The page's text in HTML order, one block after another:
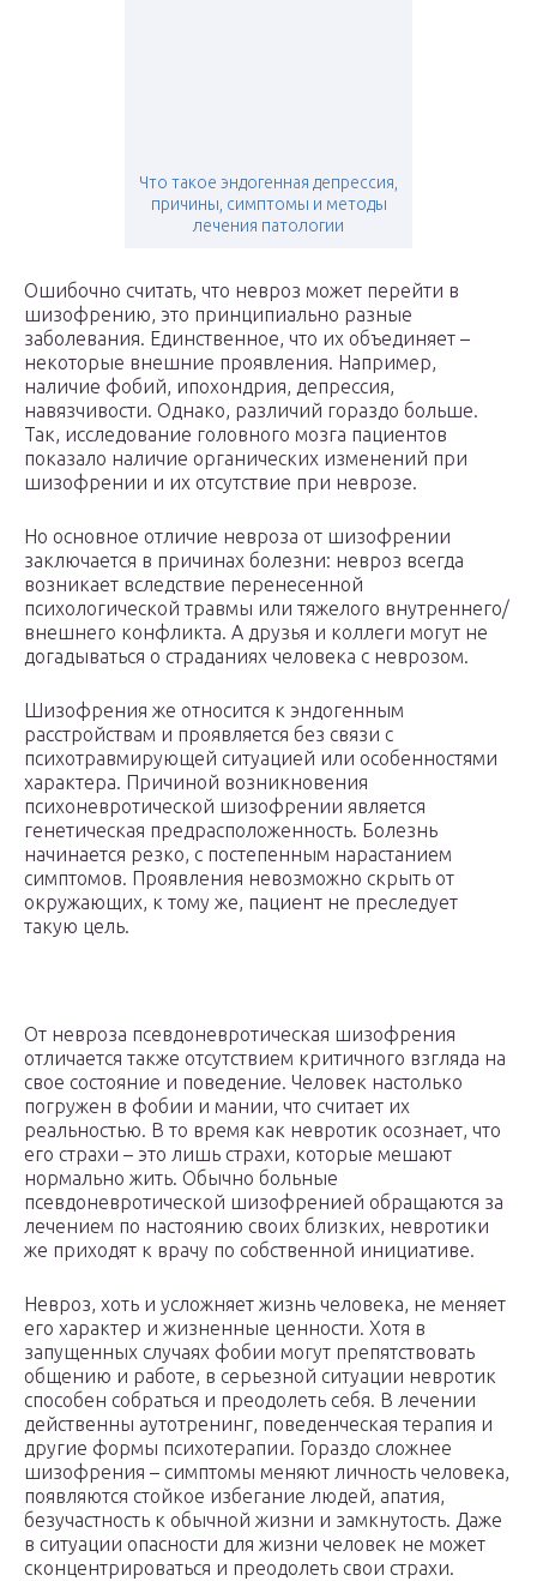
Что такое эндогенная депрессия,
причины, симптомы и методы
лечения патологии
Ошибочно считать, что невроз может перейти в
шизофрению, это принципиально разные
заболевания. Единственное, что их объединяет –
некоторые внешние проявления. Например,
наличие фобий, ипохондрия, депрессия,
навязчивости. Однако, различий гораздо больше.
Так, исследование головного мозга пациентов
показало наличие органических изменений при
шизофрении и их отсутствие при неврозе.
Но основное отличие невроза от шизофрении
заключается в причинах болезни: невроз всегда
возникает вследствие перенесенной
психологической травмы или тяжелого внутреннего/
внешнего конфликта. А друзья и коллеги могут не
догадываться о страданиях человека с неврозом.
Шизофрения же относится к эндогенным
расстройствам и проявляется без связи с
психотравмирующей ситуацией или особенностями
характера. Причиной возникновения
психоневротической шизофрении является
генетическая предрасположенность. Болезнь
начинается резко, с постепенным нарастанием
симптомов. Проявления невозможно скрыть от
окружающих, к тому же, пациент не преследует
такую цель.
От невроза псевдоневротическая шизофрения
отличается также отсутствием критичного взгляда на
свое состояние и поведение. Человек настолько
погружен в фобии и мании, что считает их
реальностью. В то время как невротик осознает, что
его страхи – это лишь страхи, которые мешают
нормально жить. Обычно больные
псевдоневротической шизофренией обращаются за
лечением по настоянию своих близких, невротики
же приходят к врачу по собственной инициативе.
Невроз, хоть и усложняет жизнь человека, не меняет
его характер и жизненные ценности. Хотя в
запущенных случаях фобии могут препятствовать
общению и работе, в серьезной ситуации невротик
способен собраться и преодолеть себя. В лечении
действенны аутотренинг, поведенческая терапия и
другие формы психотерапии. Гораздо сложнее
шизофрения – симптомы меняют личность человека,
появляются стойкое избегание людей, апатия,
безучастность к обычной жизни и замкнутость. Даже
в ситуации опасности для жизни человек не может
сконцентрироваться и преодолеть свои страхи.